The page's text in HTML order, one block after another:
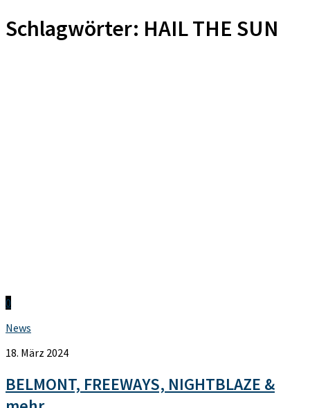
Schlagwörter: HAIL THE SUN
0
News
18. März 2024
BELMONT, FREEWAYS, NIGHTBLAZE &